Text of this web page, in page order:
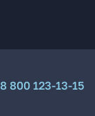
8 800 123-13-15